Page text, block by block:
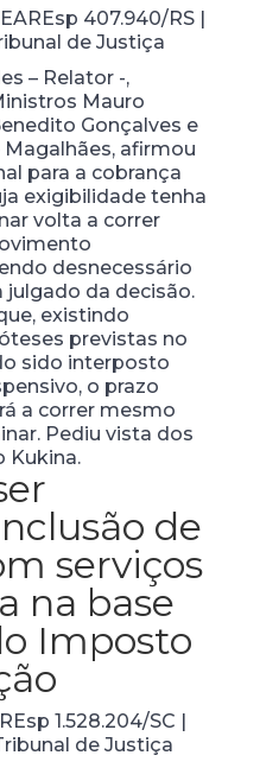
407.940/RS |
de Justiça
– Relator -,
Mauro
Gonçalves e
afirmou
para a cobrança
exigibilidade tenha
volta a correr
desnecessário
da decisão.
existindo
previstas no
sido interposto
o prazo
a correr mesmo
Pediu vista dos
Kukina.
de
serviços
na base
Imposto
1.528.204/SC |
de Justiça